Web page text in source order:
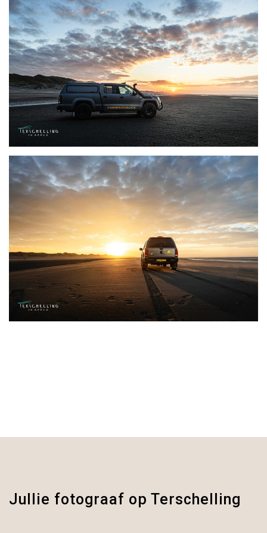
Jullie fotograaf op Terschelling